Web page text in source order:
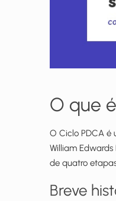
O que
O Ciclo PDCA é
William
de quatro
Breve